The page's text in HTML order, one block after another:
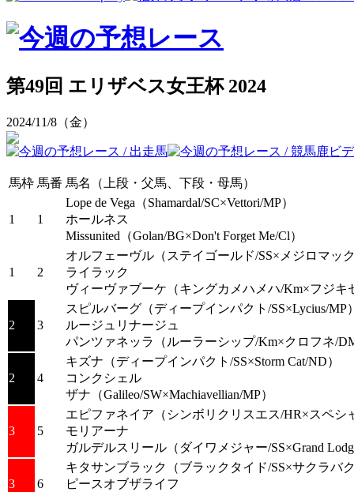
第49回 エリザベス女王杯 2024
2024/11/8（金）
馬枠 馬番 馬名（上段・父馬、下段・母馬）
1 1
Lope de Vega （Shamardal/SC×Vettori/MP）
ホールネス
Missunited （Golan/BG×Don't Forget Me/Cl）
1 2
オルフェーヴル （ステイゴールド/SS×メジロマッ
ライラック
ヴィーヴァブーケ （キングカメハメハ/Km×フジキ
2 3
スピルバーグ （ディープインパクト/SS×Lycius/MP
ルージュリナージュ
パンツァネッラ
（ルーラーシップ/Km×クロフネ/
2 4
キズナ （ディープインパクト/SS×Storm Cat/ND）
コンクシェル
ザナ （Galileo/SW×Machiavellian/MP）
3 5
エピファネイア （シンボリクリスエス/HR×スペシ
モリアーナ
ガルデルスリール （ダイワメジャー/SS×Grand
3 6
キタサンブラック
（ブラックタイド/SS×サクラバ
ピースオブザライフ